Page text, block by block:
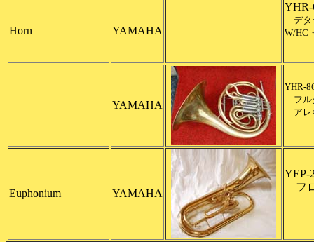
Horn YAMAHA
YHR-
デタ
W/HC
YAMAHA
YHR-
フル
アレ
Euphonium YAMAHA
YEP-
フ